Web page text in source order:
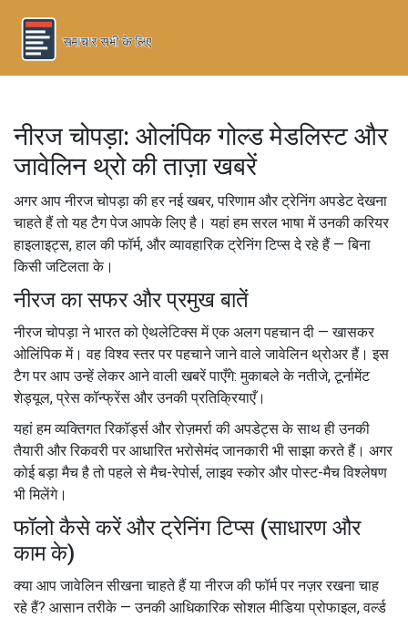
नीरज चोपड़ा: ओलंपिक गोल्ड मेडलिस्ट और
जावेलिन थ्रो की ताज़ा खबरें
अगर आप नीरज चोपड़ा की हर नई खबर, परिणाम और ट्रेनिंग अपडेट देखना
चाहते हैं तो यह टैग पेज आपके लिए है। यहां हम सरल भाषा में उनकी करियर
हाइलाइट्स, हाल की फॉर्म, और व्यावहारिक ट्रेनिंग टिप्स दे रहे हैं — बिना
किसी जटिलता के।
नीरज का सफर और प्रमुख बातें
नीरज चोपड़ा ने भारत को ऐथलेटिक्स में एक अलग पहचान दी — खासकर
ओलिंपिक में। वह विश्व स्तर पर पहचाने जाने वाले जावेलिन थ्रोअर हैं। इस
टैग पर आप उन्हें लेकर आने वाली खबरें पाएँगे: मुकाबले के नतीजे, टूर्नामेंट
शेड्यूल, प्रेस कॉन्फ्रेंस और उनकी प्रतिक्रियाएँ।
यहां हम व्यक्तिगत रिकॉर्ड्स और रोज़मर्रा की अपडेट्स के साथ ही उनकी
तैयारी और रिकवरी पर आधारित भरोसेमंद जानकारी भी साझा करते हैं। अगर
कोई बड़ा मैच है तो पहले से मैच-रेपोर्स, लाइव स्कोर और पोस्ट-मैच विश्लेषण
भी मिलेंगे।
फॉलो कैसे करें और ट्रेनिंग टिप्स (साधारण और
काम के)
क्या आप जावेलिन सीखना चाहते हैं या नीरज की फॉर्म पर नज़र रखना चाह
रहे हैं? आसान तरीके — उनकी आधिकारिक सोशल मीडिया प्रोफाइल, वर्ल्ड